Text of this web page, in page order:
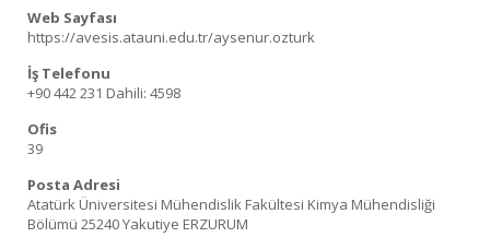
Web Sayfası
https://avesis.atauni.edu.tr/aysenur.ozturk
İş Telefonu
+90 442 231 Dahili: 4598
Ofis
39
Posta Adresi
Atatürk Üniversitesi Mühendislik Fakültesi Kimya Mühendisliği
Bölümü 25240 Yakutiye ERZURUM